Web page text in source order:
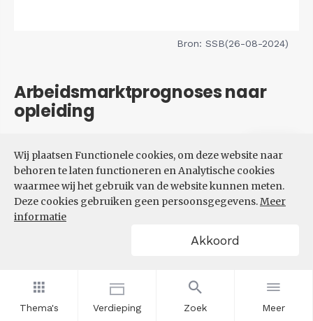
Thema's Verdieping Zoek Meer
Wij plaatsen Functionele cookies, om deze website naar
behoren te laten functioneren en Analytische cookies
waarmee wij het gebruik van de website kunnen meten.
Deze cookies gebruiken geen persoonsgegevens.Meer
informatie
Akkoord
Bron: SSB(26-08-2024)
Arbeidsmarktprognoses naar
opleiding
VERWACHTE UITBREIDINGS-
EN VERVANGINGSVRAAG NAAR
OPLEIDINGSNIVEAU
Filters